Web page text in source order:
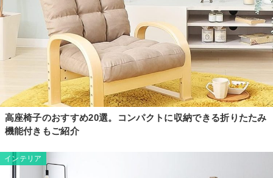
高座椅子のおすすめ20選。コンパクトに収納できる折りたたみ
機能付きもご紹介
インテリア